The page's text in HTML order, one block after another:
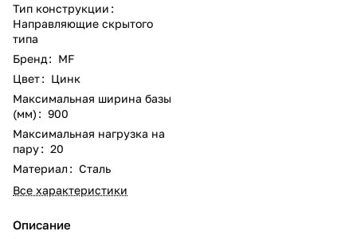
Тип конструкции :
Направляющие скрытого
типа
Бренд: MF
Цвет: Цинк
Максимальная ширина базы
(мм) : 900
Максимальная нагрузка на
пару: 20
Материал : Сталь
Все характеристики
Описание